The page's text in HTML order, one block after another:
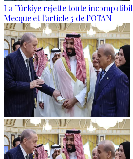
La Türkiye rejette toute
Mecque et l'article 5 de l’OTAN